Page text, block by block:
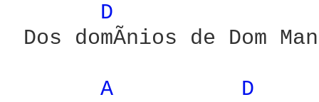
D
Dos domÃ­nios de Dom
A
D